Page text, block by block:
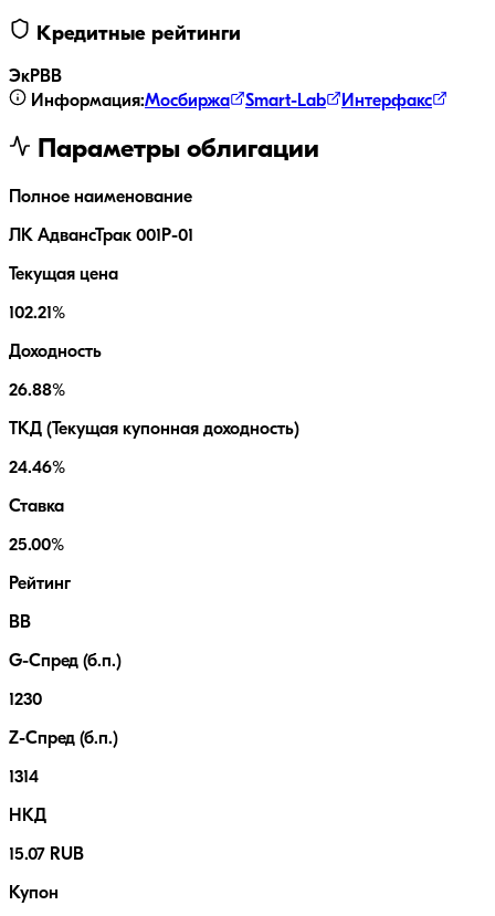
Кредитные рейтинги
ЭкРBB
Информация:Мосбиржа Smart-Lab Интерфакс
Параметры облигации
Полное наименование
ЛК АдвансТрак 001Р-01
Текущая цена
102.21%
Доходность
26.88%
ТКД (Текущая купонная доходность)
24.46%
Ставка
25.00%
Рейтинг
BB
G-Спред (б.п.)
1230
Z-Спред (б.п.)
1314
НКД
15.07 RUB
Купон